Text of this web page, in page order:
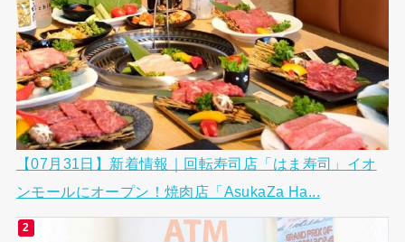
【07月31日】新着情報｜回転寿司店「はま寿司」イオ
ンモールにオープン！焼肉店「AsukaZa Ha...